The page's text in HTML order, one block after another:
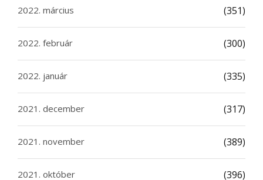
2022. március (351)
2022. február (300)
2022. január (335)
2021. december (317)
2021. november (389)
2021. október (396)